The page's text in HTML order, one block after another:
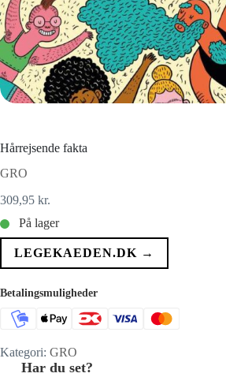
Hårrejsende fakta
GRO
309,95 kr.
På lager
LEGEKAEDEN.DK →
Betalingsmuligheder
Kategori: GRO
Har du set?